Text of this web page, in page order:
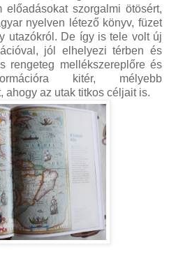
előadásokat szorgalmi ötösért,
nyelven létező könyv, füzet
utazókról. De így is tele volt új
jól elhelyezi térben és
rengeteg mellékszereplőre és
kitér, mélyebb
ahogy az utak titkos céljait is.